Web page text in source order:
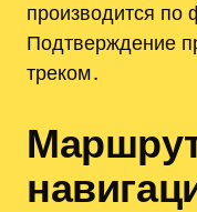
производится по
Подтверждение
треком․